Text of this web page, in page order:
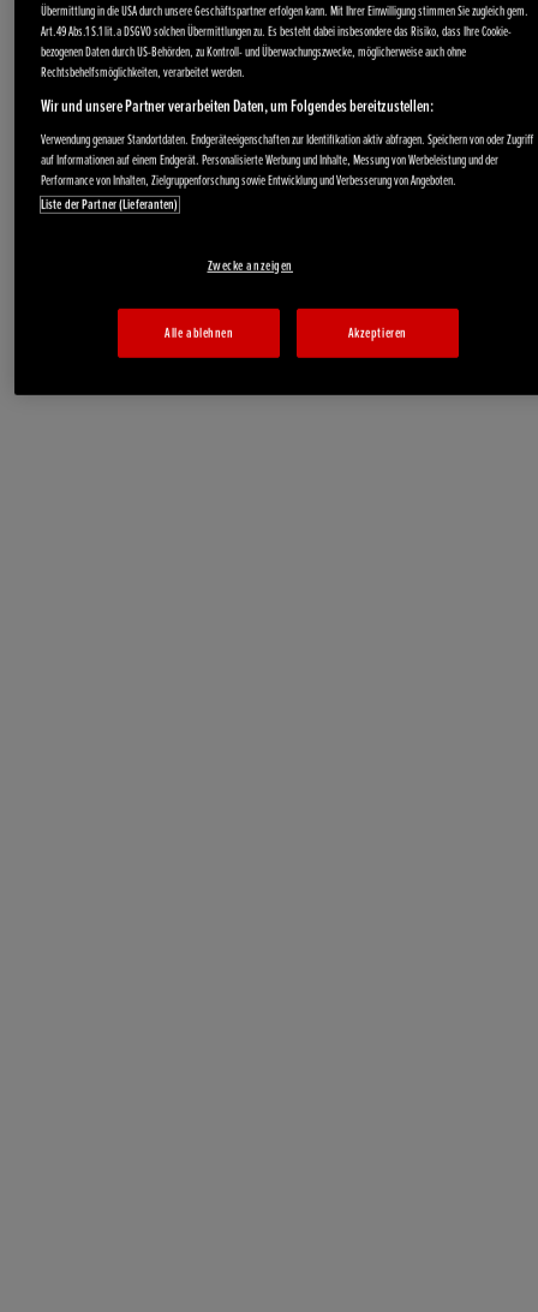
Übermittlung in die USA durch unsere Geschäftspartner erfolgen kann. Mit Ihrer Einwilligung stimmen Sie zugleich gem.
Art.49 Abs.1 S.1 lit.a DSGVO solchen Übermittlungen zu. Es besteht dabei insbesondere das Risiko, dass Ihre Cookie-
bezogenen Daten durch US-Behörden, zu Kontroll- und Überwachungszwecke, möglicherweise auch ohne
Rechtsbehelfsmöglichkeiten, verarbeitet werden.
Wir und unsere Partner verarbeiten Daten, um Folgendes bereitzustellen:
Verwendung genauer Standortdaten. Endgeräteeigenschaften zur Identifikation aktiv abfragen. Speichern von oder Zugriff
auf Informationen auf einem Endgerät. Personalisierte Werbung und Inhalte, Messung von Werbeleistung und der
Performance von Inhalten, Zielgruppenforschung sowie Entwicklung und Verbesserung von Angeboten.
Liste der Partner (Lieferanten)
Zwecke anzeigen
Alle ablehnen Akzeptieren